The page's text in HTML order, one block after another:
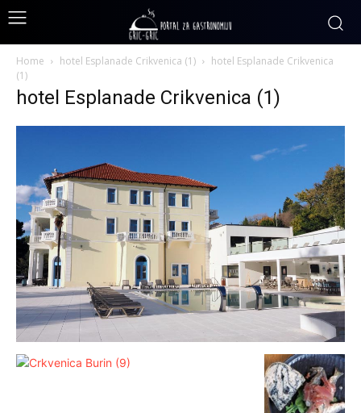
Home hotel Esplanade Crikvenica (1)
hotel Esplanade Crikvenica
(1)
hotel Esplanade Crikvenica (1)